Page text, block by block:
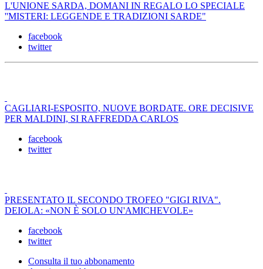
L'UNIONE SARDA, DOMANI IN REGALO LO SPECIALE
''MISTERI: LEGGENDE E TRADIZIONI SARDE"
facebook
twitter
CAGLIARI-ESPOSITO, NUOVE BORDATE. ORE DECISIVE
PER MALDINI, SI RAFFREDDA CARLOS
facebook
twitter
PRESENTATO IL SECONDO TROFEO "GIGI RIVA".
DEIOLA: «NON È SOLO UN'AMICHEVOLE»
facebook
twitter
Consulta il tuo abbonamento